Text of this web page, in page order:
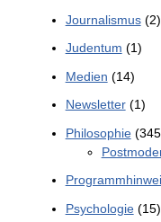
Journalismus(2)
Judentum (1)
Medien (14)
Newsletter(1)
Philosophie
Psychologie(15)